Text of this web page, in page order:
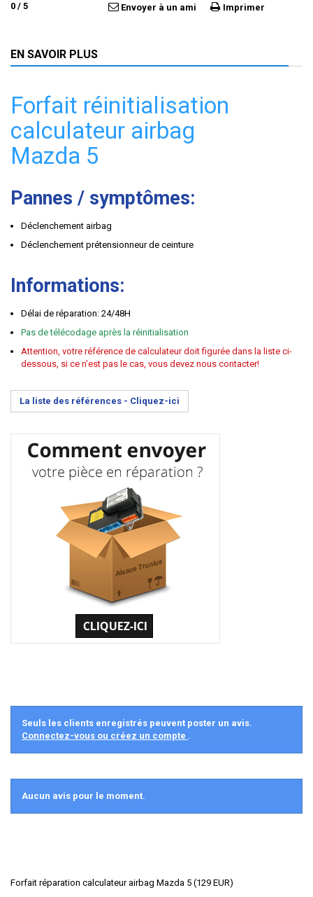
0 / 5 Envoyer à un ami Imprimer
EN SAVOIR PLUS
Forfait réinitialisation
calculateur airbag
Mazda 5
Pannes / symptômes:
Déclenchement airbag
Déclenchement prétensionneur de ceinture
Informations:
Délai de réparation: 24/48H
Pas de télécodage après la réinitialisation
Attention, votre référence de calculateur doit figurée dans la liste ci-
dessous, si ce n’est pas le cas, vous devez nous contacter!
La liste des références - Cliquez-ici
Seuls les clients enregistrés peuvent poster un avis.
Connectez-vous ou créez un compte .
Aucun avis pour le moment.
Forfait réparation calculateur airbag Mazda 5 (129 EUR)